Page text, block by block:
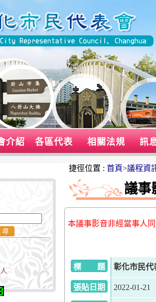
介紹 各區代表 相關法規 訊
人
捷徑位置 : 首頁>議程資
議事
本議事影音非經當事人
標 題 彰化市民代
張貼日期 2022-01-21